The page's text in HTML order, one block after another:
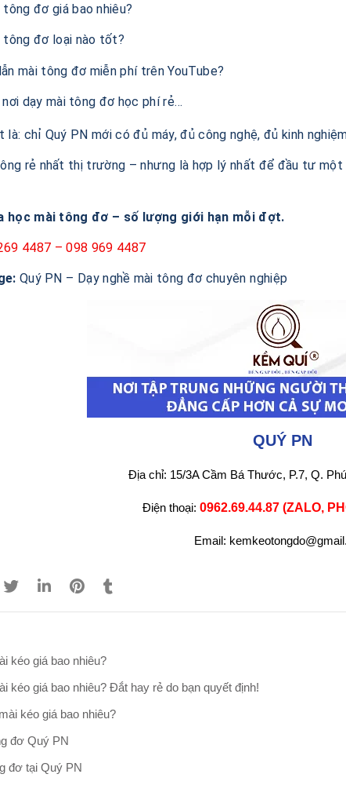
tông đơ giá bao nhiêu?
tông đơ loại nào tốt?
mài tông đơ miễn phí trên YouTube?
nơi dạy mài tông đơ học phí rẻ…
là: chỉ Quý PN mới có đủ máy, đủ công nghệ, đủ kinh
rẻ nhất thị trường – nhưng là hợp lý nhất để đầu tư
học mài tông đơ – số lượng giới hạn mỗi đợt.
4487 – 098 969 4487
Quý PN – Dạy nghề mài tông đơ chuyên nghiệp
QUÝ PN
Địa chỉ: 15/3A Cầm Bá Thước, P.7, Q.
Điện thoại:0962.69.44.87 (ZALO,
Email:
kéo giá bao nhiêu?
kéo giá bao nhiêu? Đắt hay rẻ do bạn quyết định!
kéo giá bao nhiêu?
đơ Quý PN
đơ tại Quý PN